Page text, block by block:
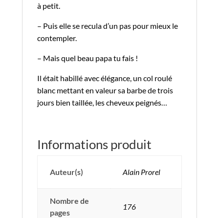
à petit.
– Puis elle se recula d’un pas pour mieux le
contempler.
– Mais quel beau papa tu fais !
Il était habillé avec élégance, un col roulé
blanc mettant en valeur sa barbe de trois
jours bien taillée, les cheveux peignés…
Informations produit
Auteur(s) Alain Prorel
Nombre de
pages
176